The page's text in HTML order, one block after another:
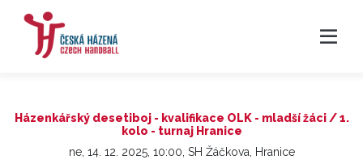
Házenkářský desetiboj - kvalifikace OLK - mladší žáci / 1.
kolo - turnaj Hranice
ne, 14. 12. 2025, 10:00, SH Žáčkova, Hranice